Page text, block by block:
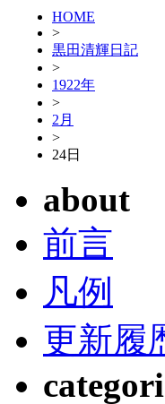
HOME
>
黒田清輝日記
>
1922年
>
2月
>
24日
about
前言
凡例
更新履